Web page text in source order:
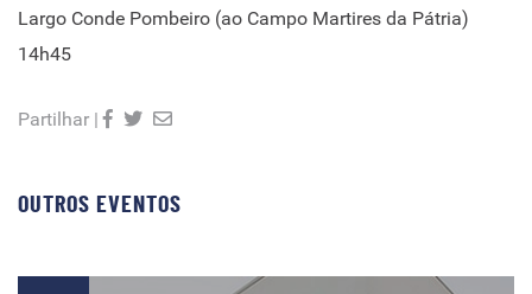
Largo Conde Pombeiro (ao Campo Martires da Pátria)
14h45
Partilhar |
OUTROS EVENTOS